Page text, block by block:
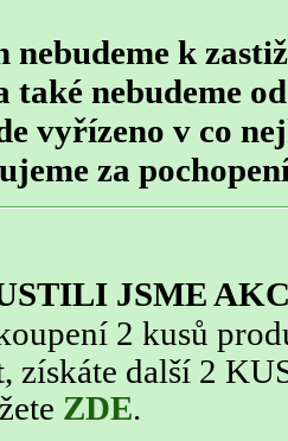
nebudeme k
také nebudeme
vyřízeno v co
za
JSME
2 kusů
získáte další 2
ZDE.